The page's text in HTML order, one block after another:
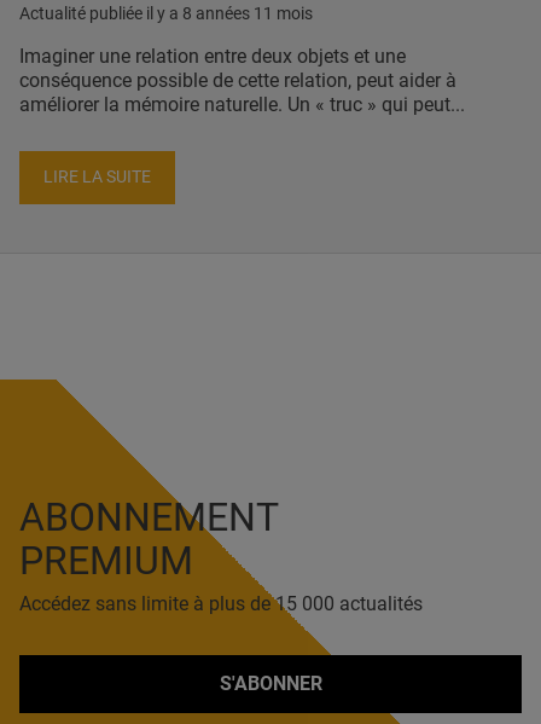
Actualité publiée il y a 8 années 11 mois
Imaginer une relation entre deux objets et une
conséquence possible de cette relation, peut aider à
améliorer la mémoire naturelle. Un « truc » qui peut...
LIRE LA SUITE
ABONNEMENT
PREMIUM
Accédez sans limite à plus de 15 000 actualités
S'ABONNER